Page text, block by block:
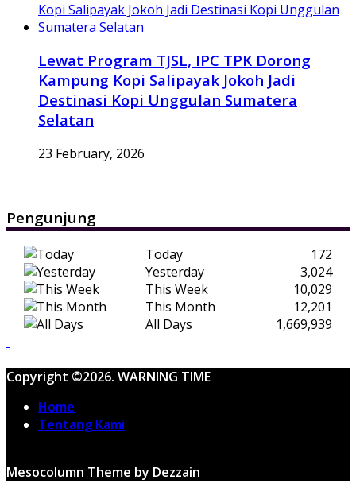
Lewat Program TJSL, IPC TPK Dorong
Kampung Kopi Salipayak Jokoh Jadi
Destinasi Kopi Unggulan Sumatera
Selatan
23 February, 2026
Pengunjung
Today
172
Yesterday
3,024
This Week
10,029
This Month
12,201
All Days
1,669,939
Copyright ©2026. WARNING TIME
Home
Tentang Kami
Mesocolumn Theme by Dezzain